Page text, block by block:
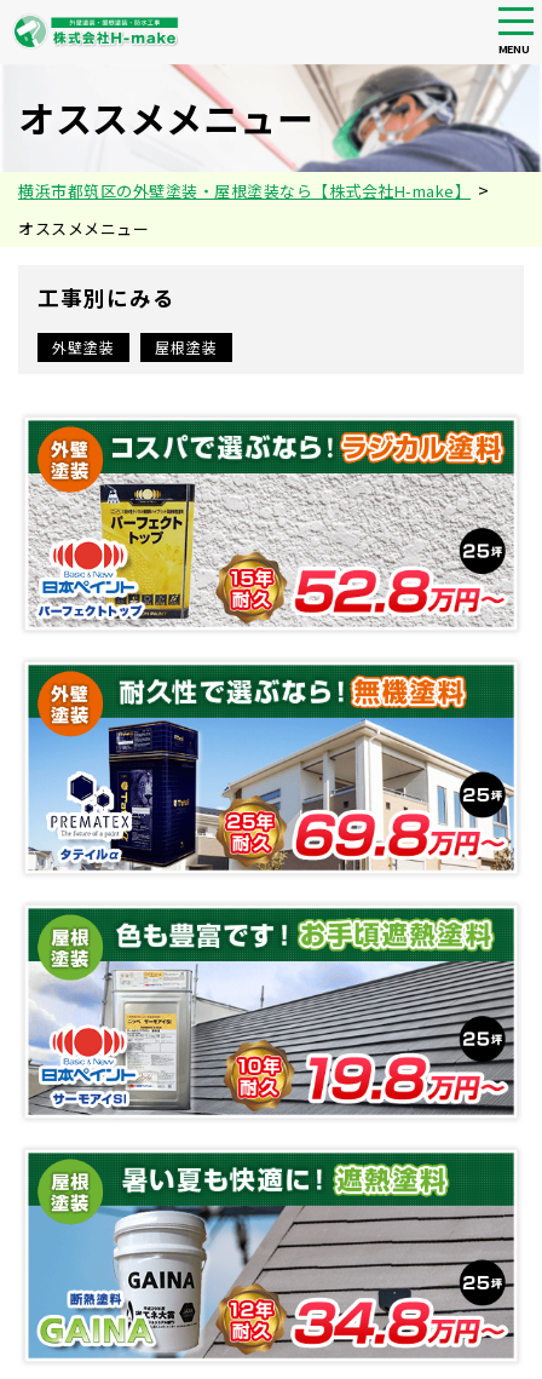
main
MENU
オススメメニュー
横浜市都筑区の外壁塗装・屋根塗装なら【株式会社H-make】 >
オススメメニュー
工事別にみる
外壁塗装 屋根塗装